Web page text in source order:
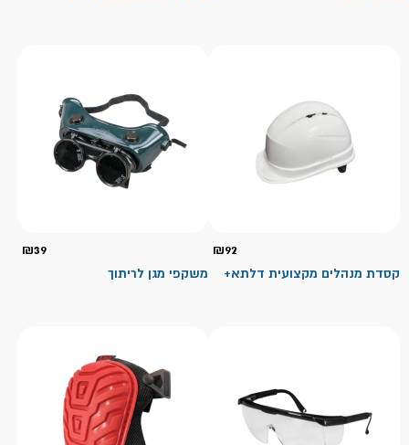
₪92
קסדת מנהלים מקצועית דלתא+
₪39
משקפי מגן לריתוך